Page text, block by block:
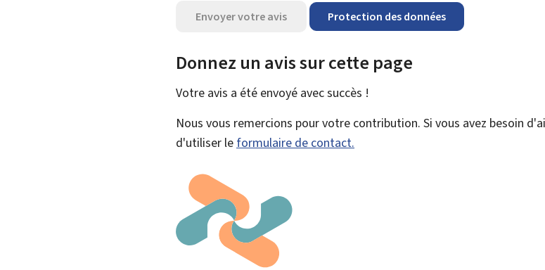
Envoyer votre avis Protection des données
Donnez un avis sur cette page
Votre avis a été envoyé avecsuccès !
Nous vous remercions pour votre contribution. Si vous avez besoin
d'utiliser le formulaire de contact.